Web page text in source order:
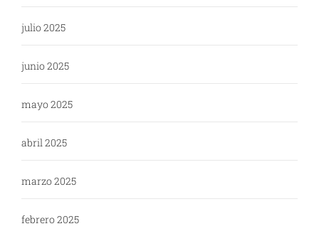
julio 2025
junio 2025
mayo 2025
abril 2025
marzo 2025
febrero 2025